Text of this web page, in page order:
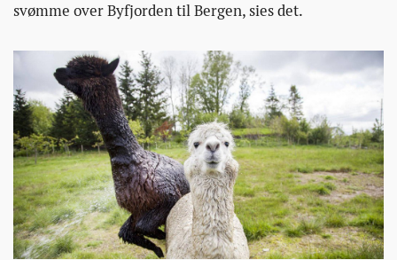
svømme over Byfjorden til Bergen, sies det.